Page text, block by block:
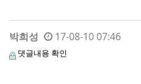
박희성 17-08-10 07:46
댓글내용 확인